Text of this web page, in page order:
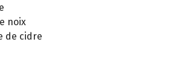
noix
de cidre